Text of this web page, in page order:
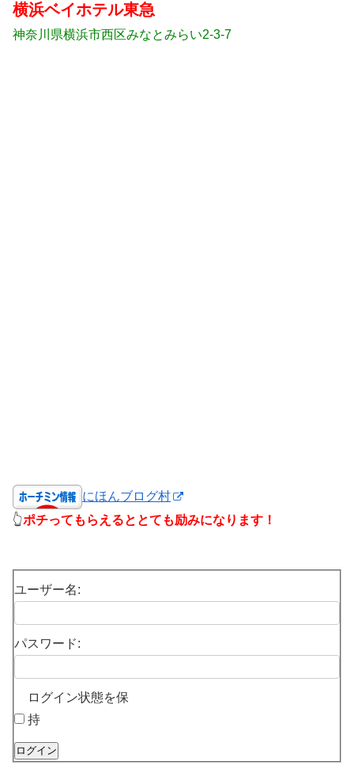
横浜ベイホテル東急
神奈川県横浜市西区みなとみらい2-3-7
にほんブログ村
👆ポチってもらえるととても励みになります！
ユーザー名:
パスワード:
ログイン状態を保
持
ログイン